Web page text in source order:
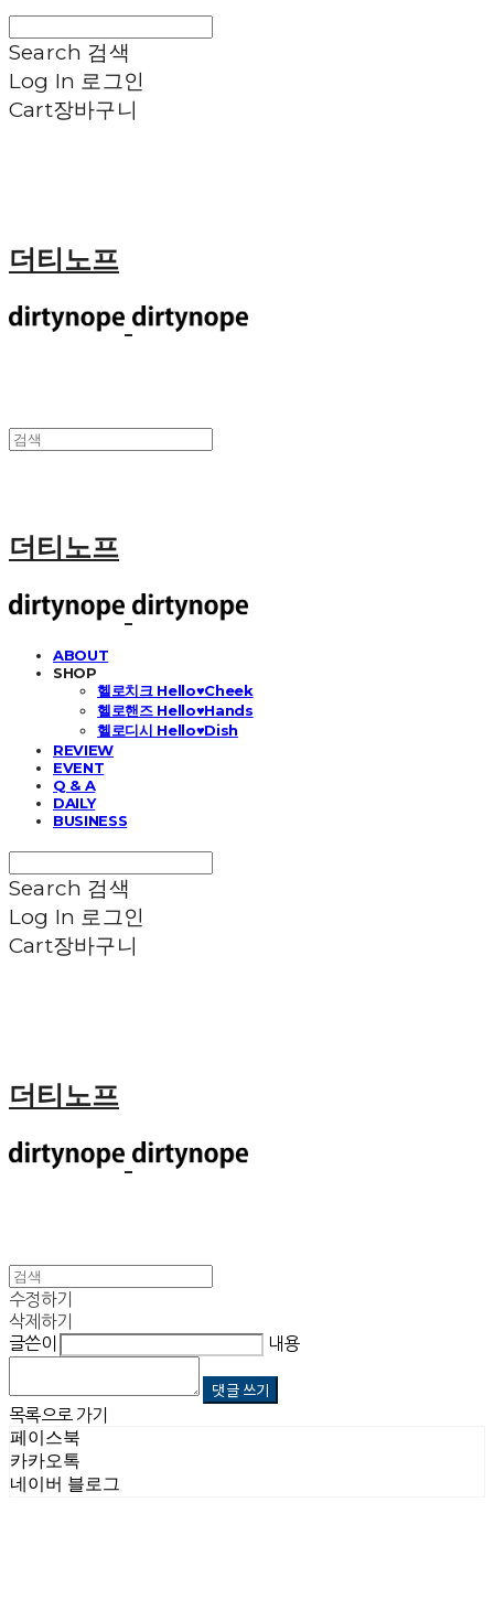
Search 검색
Log In 로그인
Cart장바구니
더티노프
더티노프
ABOUT
SHOP
헬로치크 Hello♥Cheek
헬로핸즈 Hello♥Hands
헬로디시 Hello♥Dish
REVIEW
EVENT
Q & A
DAILY
BUSINESS
Search 검색
Log In 로그인
Cart장바구니
더티노프
수정하기
삭제하기
글쓴이
내용
댓글 쓰기
목록으로 가기
페이스북
카카오톡
네이버 블로그